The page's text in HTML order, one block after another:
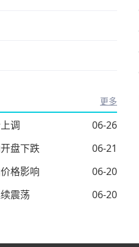
更多
调
06-26
盘下跌
06-21
格影响
06-20
震荡
06-20